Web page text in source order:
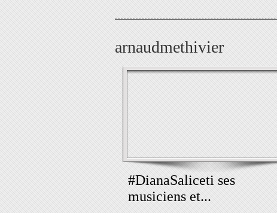
arnaudmethivier
#DianaSaliceti​ ses
musiciens et...